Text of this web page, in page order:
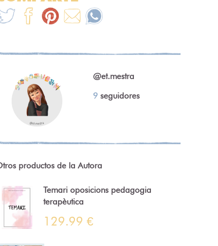
@et.mestra
9 seguidores
productos de la Autora
Temari oposicions pedagogia
terapèutica
129.99 €